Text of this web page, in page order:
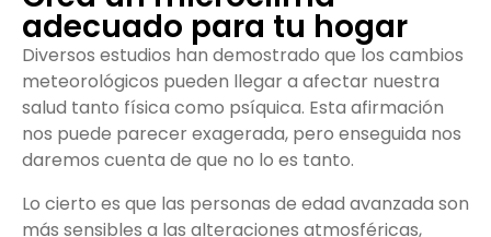
adecuado para tu hogar
Diversos estudios han demostrado que los cambios
meteorológicos pueden llegar a afectar nuestra
salud tanto física como psíquica. Esta afirmación
nos puede parecer exagerada, pero enseguida nos
daremos cuenta de que no lo es tanto.
Lo cierto es que las personas de edad avanzada son
más sensibles a las alteraciones atmosféricas,